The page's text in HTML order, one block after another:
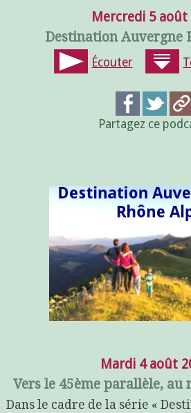
Mercredi 5 août
Destination Auvergne
Écouter
Partagez ce
Mardi 4 août
Vers le 45ème parallèle, au
Dans le cadre de la série «